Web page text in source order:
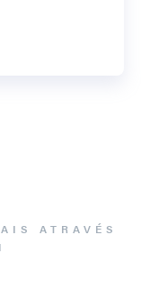
ATRAVÉS